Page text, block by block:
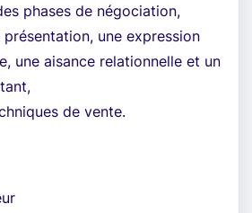
phases de négociation,
une expression
une aisance relationnelle et un
de vente.